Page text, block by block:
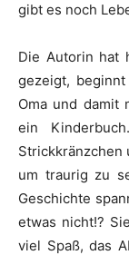
gibt es noch
Die Autorin hat
gezeigt,
Oma und damit
ein
Strickkränzchen
um traurig zu
Geschichte
etwas nicht!?
viel Spaß, das